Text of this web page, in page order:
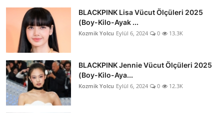
BLACKPINK Lisa Vücut Ölçüleri 2025
(Boy-Kilo-Ayak ...
Kozmik Yolcu Eylül 6, 2024 0 13.3K
BLACKPINK Jennie Vücut Ölçüleri 2025
(Boy-Kilo-Aya...
Kozmik Yolcu Eylül 6, 2024 0 12.3K